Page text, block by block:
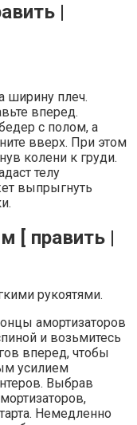
|
ширину плеч.
вперед.
с полом, а
вверх. При этом
колени к груди.
телу
выпрыгнуть
[ править |
рукоятями.
амортизаторов
и возьмитесь
вперед, чтобы
усилием
Выбрав
Немедленно